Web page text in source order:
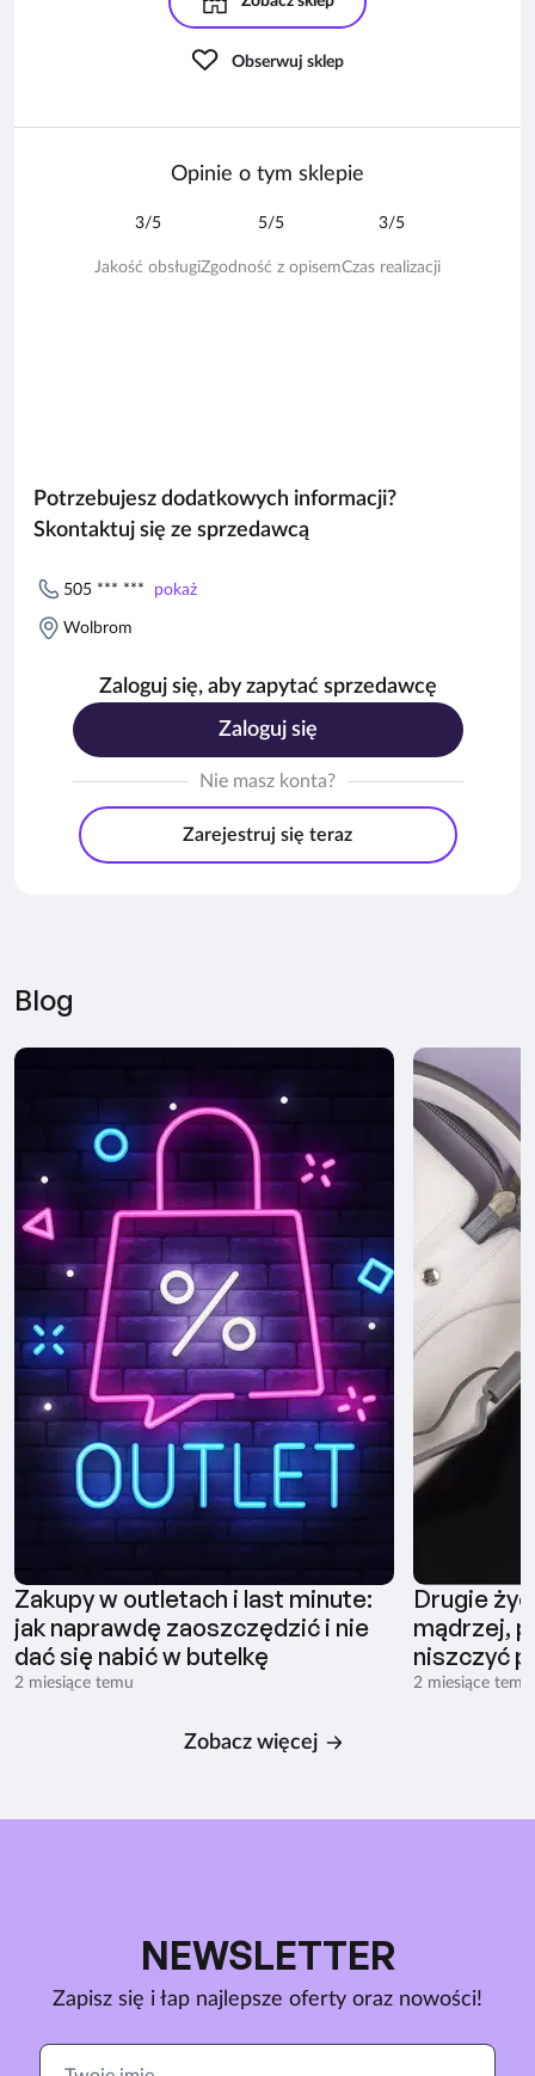
Obserwuj sklep
Opinie o tym sklepie
3/5
Jakość obsługi
5/5
Zgodność z opisem
3/5
Czas realizacji
Potrzebujesz dodatkowych informacji?
Skontaktuj się ze sprzedawcą
505 *** *** pokaż
Wolbrom
Zaloguj się, aby zapytać sprzedawcę
Zaloguj się
Nie masz konta?
Zarejestruj się teraz
Blog
Zakupy w outletach i last minute:
jak naprawdę zaoszczędzić i nie
dać się nabić w butelkę
2 miesiące temu
Drugie
mądrzej,
niszczyć
2 miesiące temu
Zobacz więcej
NEWSLETTER
Zapisz się i łap najlepsze oferty oraz nowości!